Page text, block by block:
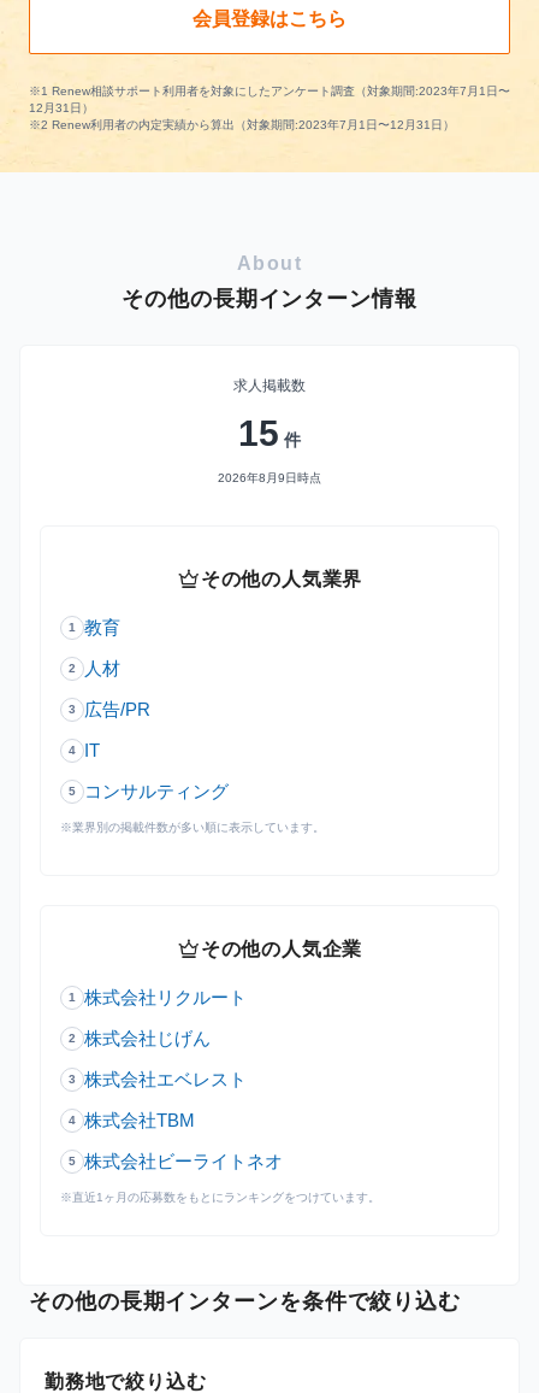
会員登録はこちら
※1 Renew相談サポート利用者を対象にしたアンケート調査（対象期間:2023年7月1日〜
12月31日）
※2 Renew利用者の内定実績から算出（対象期間:2023年7月1日〜12月31日）
About
その他の長期インターン情報
求人掲載数
15 件
2026年8月9日時点
crownその他の人気業界
1 教育
2 人材
3 広告/PR
4 IT
5 コンサルティング
※業界別の掲載件数が多い順に表示しています。
crownその他の人気企業
1 株式会社リクルート
2 株式会社じげん
3 株式会社エベレスト
4 株式会社TBM
5 株式会社ビーライトネオ
※直近1ヶ月の応募数をもとにランキングをつけています。
その他の長期インターンを条件で絞り込む
勤務地で絞り込む